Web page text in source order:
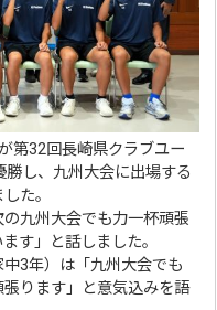
第32回長崎県クラブユー
し、九州大会に出場する
た。
九州大会でも力一杯頑張
す」と話しました。
3年）は「九州大会でも
ります」と意気込みを語